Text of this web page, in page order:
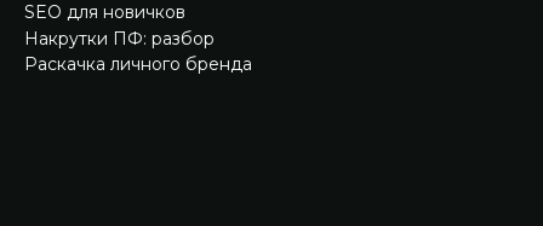
SEO для новичков
Накрутки ПФ: разбор
Раскачка личного бренда